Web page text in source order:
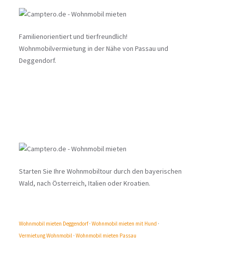
Familienorientiert und tierfreundlich!
Wohnmobilvermietung in der Nähe von Passau und
Deggendorf.
Starten Sie Ihre Wohnmobiltour durch den bayerischen
Wald, nach Österreich, Italien oder Kroatien.
Wohnmobil mieten Deggendorf·Wohnmobil mieten mit Hund ·
Vermietung Wohnmobil ·Wohnmobil mieten Passau